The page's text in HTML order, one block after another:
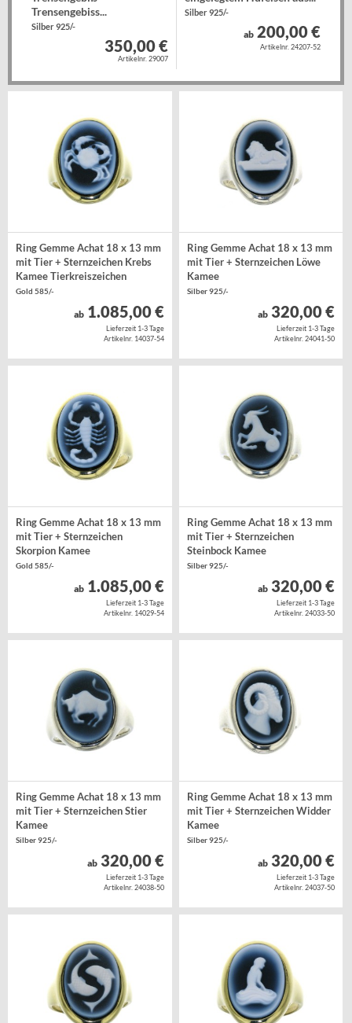
Trensengebiss...
Silber 925/-
350,00 €
Artikelnr. 29007
Silber 925/-
ab 200,00 €
Artikelnr. 24207-52
Ring Gemme Achat 18 x 13 mm
mit Tier + Sternzeichen Krebs
Kamee Tierkreiszeichen
Gold 585/-
ab1.085,00 €
Lieferzeit 1-3 Tage
Artikelnr. 14037-54
Ring Gemme Achat 18 x 13 mm
mit Tier + Sternzeichen Löwe
Kamee
Silber 925/-
ab 320,00 €
Lieferzeit 1-3 Tage
Artikelnr. 24041-50
Ring Gemme Achat 18 x 13 mm
mit Tier + Sternzeichen
Skorpion Kamee
Gold 585/-
ab1.085,00 €
Lieferzeit 1-3 Tage
Artikelnr. 14029-54
Ring Gemme Achat 18 x 13 mm
mit Tier + Sternzeichen
Steinbock Kamee
Silber 925/-
ab 320,00 €
Lieferzeit 1-3 Tage
Artikelnr. 24033-50
Ring Gemme Achat 18 x 13 mm
mit Tier + Sternzeichen Stier
Kamee
Silber 925/-
ab320,00 €
Lieferzeit 1-3 Tage
Artikelnr. 24038-50
Ring Gemme Achat 18 x 13 mm
mit Tier + Sternzeichen Widder
Kamee
Silber 925/-
ab 320,00 €
Lieferzeit 1-3 Tage
Artikelnr. 24037-50